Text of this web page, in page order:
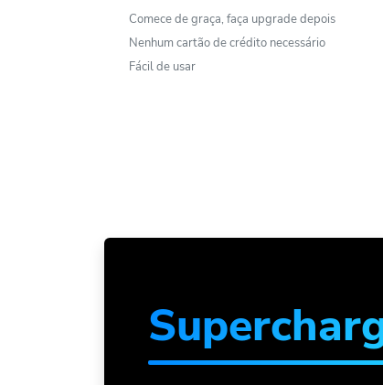
Comece de graça, faça upgrade depois
Nenhum cartão de crédito necessário
Fácil de usar